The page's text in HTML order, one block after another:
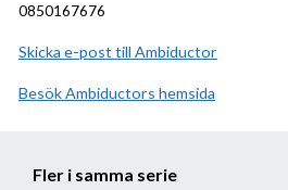
0850167676
Skicka e-post till Ambiductor
BesökAmbiductor hemsida
Fler i samma serie